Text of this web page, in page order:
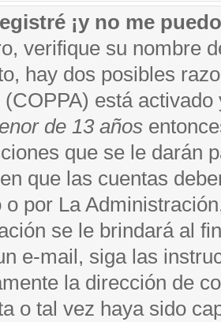
¡y no me
verifique su nombre
hay dos posibles
(COPPA) está
de 13 años
que se le darán
que las cuentas
o por La
se le brindará al
e-mail, siga las
la dirección de
o tal vez haya sido